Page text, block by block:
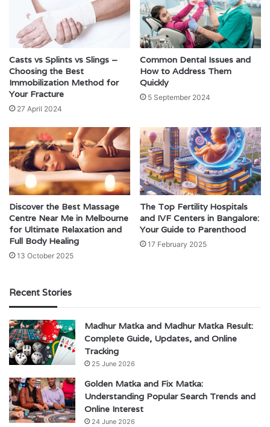
Casts vs Splints vs Slings –
Choosing the Best
Immobilization Method for
Your Fracture
27 April 2024
Common Dental Issues and
How to Address Them
Quickly
5 September 2024
Discover the Best Massage
Centre Near Me in Melbourne
for Ultimate Relaxation and
Full Body Healing
13 October 2025
The Top Fertility Hospitals
and IVF Centers in Bangalore:
Your Guide to Parenthood
17 February 2025
Recent Stories
Madhur Matka and Madhur Matka Result:
Complete Guide, Updates, and Online
Tracking
25 June 2026
Golden Matka and Fix Matka:
Understanding Popular Search Trends and
Online Interest
24 June 2026